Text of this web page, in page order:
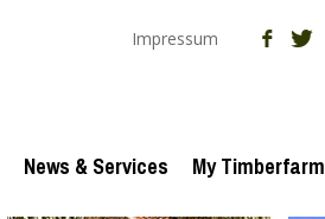
Impressum
News & Services My Timberfarm